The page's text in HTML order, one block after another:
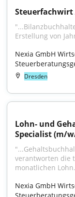
Steuerfachwirt
Erstellung von
Nexia GmbH
Dresden
Lohn- und
Specialist (m/
verantworten die
monatlichen
Nexia GmbH